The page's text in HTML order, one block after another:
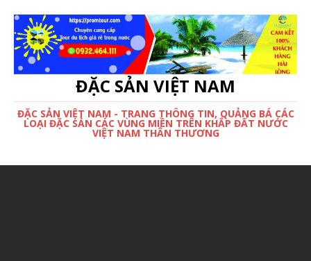
ĐẶC SẢN VIỆT NAM
ĐẶC SẢN VIỆT NAM - TRANG THÔNG TIN, QUẢNG BÁ CÁC
LOẠI ĐẶC SẢN CÁC VÙNG MIỀN TRÊN KHẮP ĐẤT NƯỚC
VIỆT NAM THÂN THƯƠNG